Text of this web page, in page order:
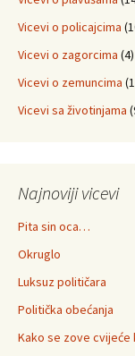
Vicevi o policajcima
Vicevi o zagorcima (4)
Vicevi o zemuncima
Vicevi sa životinjama
Najnoviji vicevi
Pita sin oca…
Okruglo
Luksuz političara
Politička obećanja
Kako se zove cvijeće